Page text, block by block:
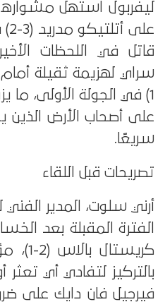
ليفربول استهل مشواره
قاتل في اللحظات
1) في الجولة الأولى، ما
على أصحاب الأرض
سريعًا.
تصريحات قبل اللقاء
أرني سلوت، المدير
الفترة المقبلة بعد
بالتركيز لتفادي أي تعثر
فيرجيل فان دايك على